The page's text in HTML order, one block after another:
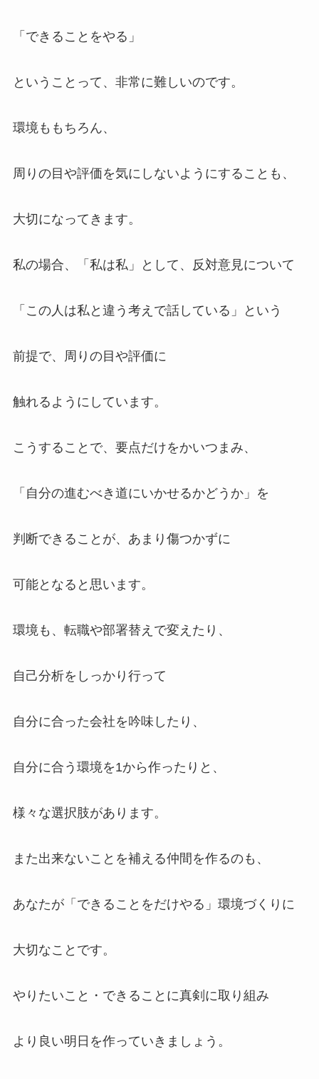
「できることをやる」
ということって、非常に難しいのです。
環境ももちろん、
周りの目や評価を気にしないようにすることも、
大切になってきます。
私の場合、「私は私」として、反対意見について
「この人は私と違う考えで話している」という
前提で、周りの目や評価に
触れるようにしています。
こうすることで、要点だけをかいつまみ、
「自分の進むべき道にいかせるかどうか」を
判断できることが、あまり傷つかずに
可能となると思います。
環境も、転職や部署替えで変えたり、
自己分析をしっかり行って
自分に合った会社を吟味したり、
自分に合う環境を1から作ったりと、
様々な選択肢があります。
また出来ないことを補える仲間を作るのも、
あなたが「できることをだけやる」環境づくりに
大切なことです。
やりたいこと・できることに真剣に取り組み
より良い明日を作っていきましょう。